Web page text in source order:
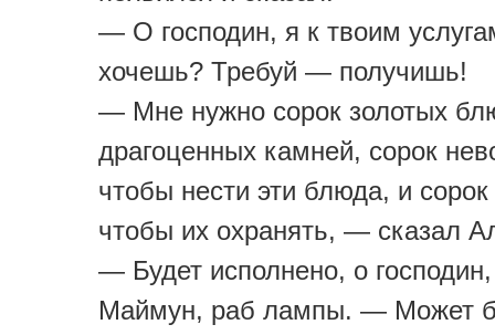
— О господин, я к твоим
хочешь? Требуй — получишь!
— Мне нужно сорок золотых
драгоценных камней, сорок
чтобы нести эти блюда, и
чтобы их охранять, — сказал
— Будет исполнено, о
Маймун, раб лампы. — Может